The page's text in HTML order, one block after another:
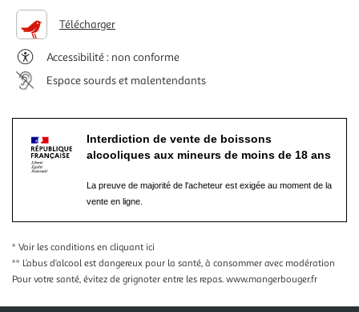
Télécharger
Accessibilité : non conforme
Espace sourds et malentendants
Interdiction de vente de boissons
alcooliques aux mineurs de moins de 18 ans
La preuve de majorité de l'acheteur est exigée au moment de la
vente en ligne.
* Voir les conditions en cliquant ici
** L’abus d’alcool est dangereux pour la santé, à consommer avec modération
Pour votre santé, évitez de grignoter entre les repas. www.mangerbouger.fr